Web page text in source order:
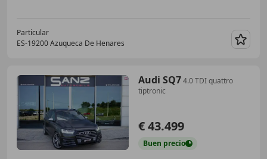
Particular
ES-19200 Azuqueca De Henares
Audi SQ74.0 TDI quattro
tiptronic
€ 43.499
Buen precio